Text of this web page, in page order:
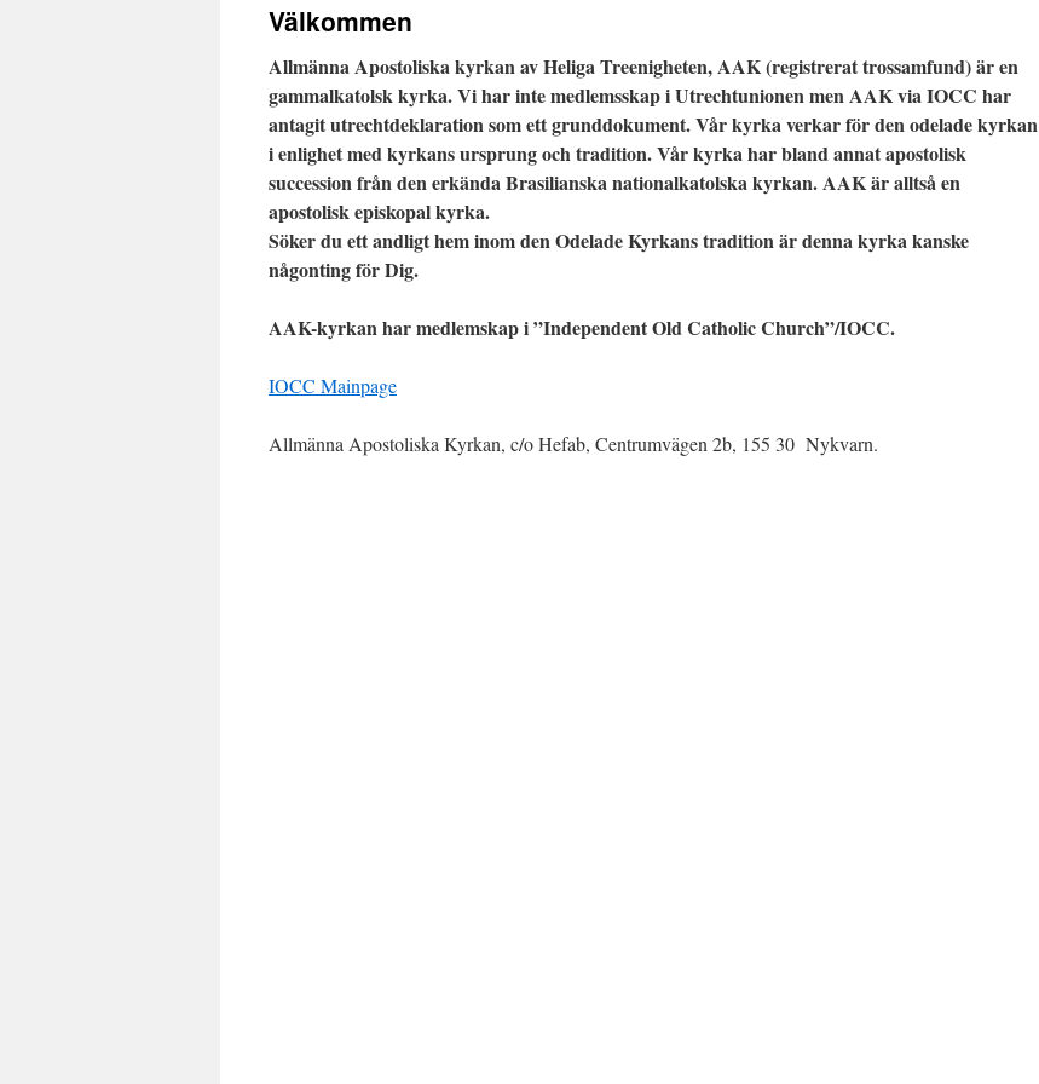
Välkommen
Allmänna Apostoliska kyrkan av Heliga Treenigheten, AAK (registrerat trossamfund) är en
gammalkatolsk kyrka. Vi har inte medlemsskap i Utrechtunionen men AAK via IOCC har
antagit utrechtdeklaration som ett grunddokument. Vår kyrka verkar för den odelade kyrkan
i enlighet med kyrkans ursprung och tradition. Vår kyrka har bland annat apostolisk
succession från den erkända Brasilianska nationalkatolska kyrkan. AAK är alltså en
apostolisk episkopal kyrka.
Söker du ett andligt hem inom den Odelade Kyrkans tradition är denna kyrka kanske
någonting för Dig.
AAK-kyrkan har medlemskap i ”Independent Old Catholic Church”/IOCC.
IOCC Mainpage
Allmänna Apostoliska Kyrkan, c/o Hefab, Centrumvägen 2b, 155 30 Nykvarn.